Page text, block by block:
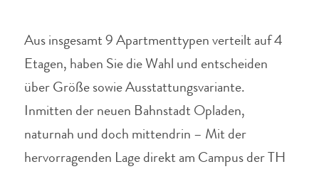
Aus insgesamt 9 Apartmenttypen verteilt auf 4
Etagen, haben Sie die Wahl und entscheiden
über Größe sowie Ausstattungsvariante.
Inmitten der neuen Bahnstadt Opladen,
naturnah und doch mittendrin – Mit der
hervorragenden Lage direkt am Campus der TH